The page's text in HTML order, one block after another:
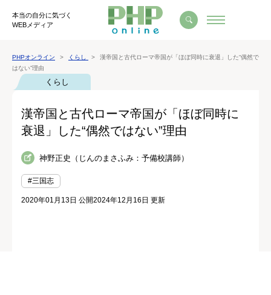
本当の自分に気づく
WEBメディア
PHPオンライン くらし
漢帝国と古代ローマ帝国が「ほぼ同時に衰退」した“偶然で
はない”理由
くらし
漢帝国と古代ローマ帝国が「ほぼ同時に
衰退」した“偶然ではない”理由
神野正史（じんのまさふみ：予備校講師）
#三国志
2020年01月13日 公開2024年12月16日 更新